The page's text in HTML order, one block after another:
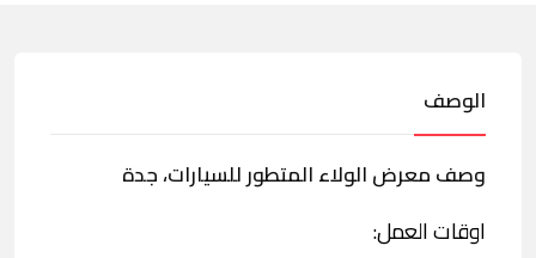
الوصف
وصف معرض الولاء المتطور للسيارات، جدة
اوقات العمل: